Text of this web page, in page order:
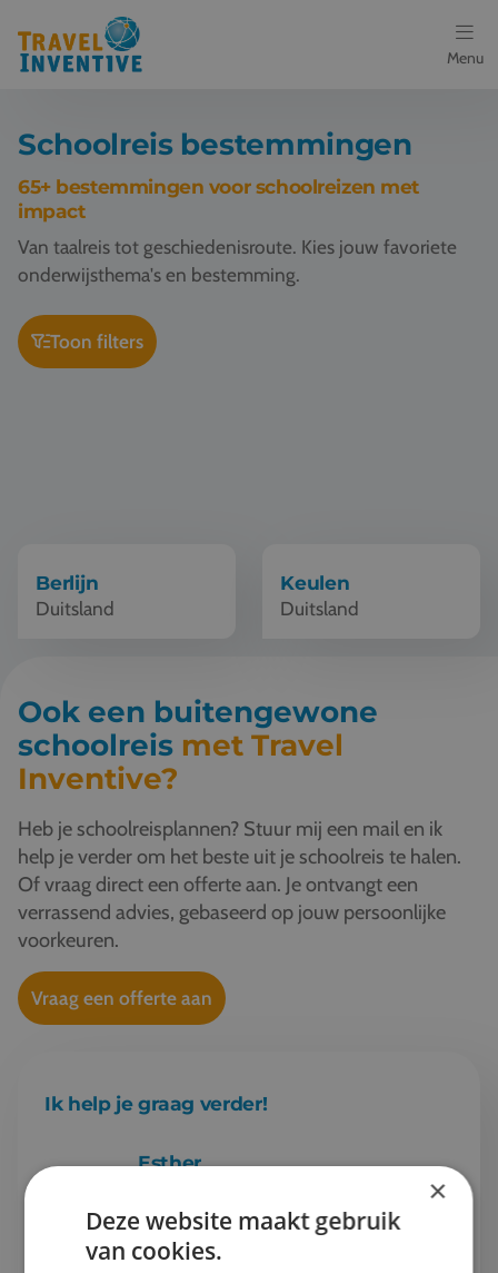
Menu
Bestemmingen
Schoolreis thema's
Voor docenten
Over ons
Een offerte aanvragen
076 522 30 57
Schoolreis bestemmingen
65+ bestemmingen voor schoolreizen met
impact
Van taalreis tot geschiedenisroute. Kies jouw favoriete
onderwijsthema's en bestemming.
Toon filters
Berlijn
Duitsland
Keulen
Duitsland
Ook een buitengewone
schoolreis met Travel
Inventive?
Heb je schoolreisplannen? Stuur mij een mail en ik
help je verder om het beste uit je schoolreis te halen.
Of vraag direct een offerte aan. Je ontvangt een
verrassend advies, gebaseerd op jouw persoonlijke
voorkeuren.
Vraag een offerte aan
Ik help je graag verder!
Esther
Gaan we samen aan de slag?
×
Deze website maakt gebruik
van cookies.